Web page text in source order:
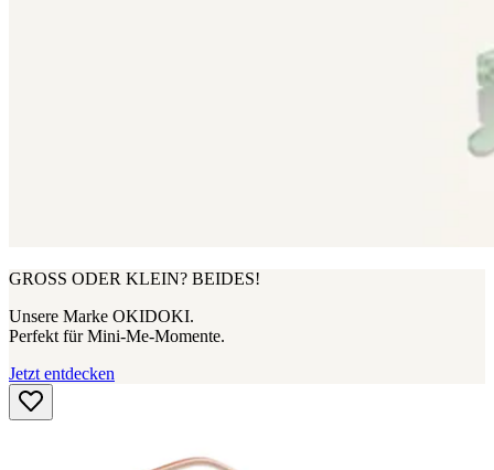
GROSS ODER KLEIN? BEIDES!
Unsere Marke OKIDOKI.
Perfekt für Mini-Me-Momente.
Jetzt entdecken